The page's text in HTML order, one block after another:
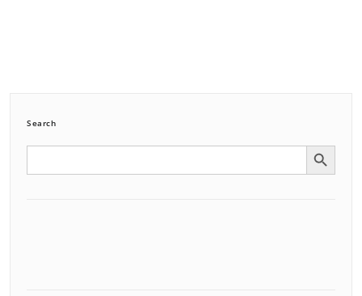
Search
Search Search Button